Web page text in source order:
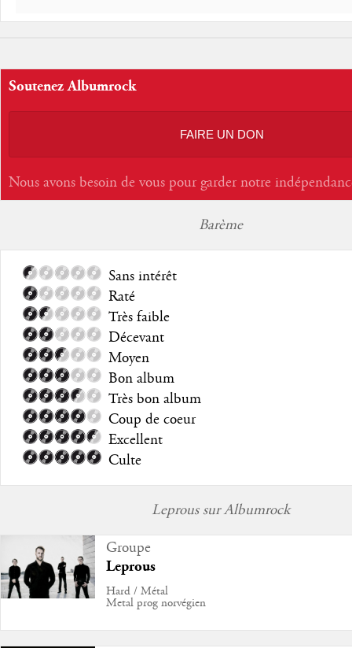
Soutenez Albumrock
FAIRE UN DON
Nous avons besoin de vous pour garder notre
Barème
Sans intérêt
Raté
Très faible
Décevant
Moyen
Bon album
Très bon album
Coup de coeur
Excellent
Culte
Leprous sur Albumrock
Groupe
Leprous
Hard / Métal
Metal prog norvégien